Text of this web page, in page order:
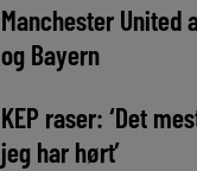
Manchester United
og Bayern
KEP raser: ‘Det
jeg har hørt’